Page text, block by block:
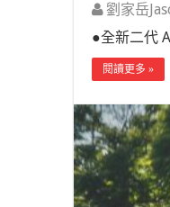
劉家岳
●全新二代
閱讀更多 »